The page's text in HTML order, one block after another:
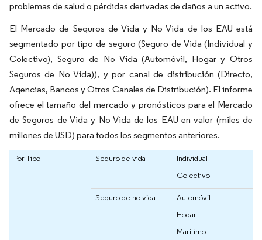
problemas de salud o pérdidas derivadas de daños a un activo.
El Mercado de Seguros de Vida y No Vida de los EAU está
segmentado por tipo de seguro (Seguro de Vida (Individual y
Colectivo), Seguro de No Vida (Automóvil, Hogar y Otros
Seguros de No Vida)), y por canal de distribución (Directo,
Agencias, Bancos y Otros Canales de Distribución). El informe
ofrece el tamaño del mercado y pronósticos para el Mercado
de Seguros de Vida y No Vida de los EAU en valor (miles de
millones de USD) para todos los segmentos anteriores.
Por Tipo Seguro de vida
Individual
Colectivo
Seguro de no vida
Automóvil
Hogar
Marítimo